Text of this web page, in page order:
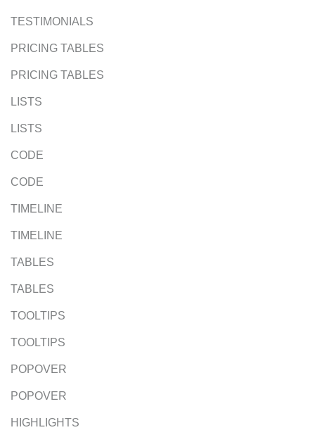
TESTIMONIALS
PRICING TABLES
PRICING TABLES
LISTS
LISTS
CODE
CODE
TIMELINE
TIMELINE
TABLES
TABLES
TOOLTIPS
TOOLTIPS
POPOVER
POPOVER
HIGHLIGHTS